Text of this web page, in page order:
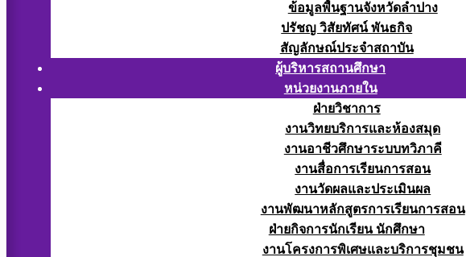
ข้อมูลพื้นฐานจังหวัดลำปาง
ปรัชญ วิสัยทัศน์ พันธกิจ
สัญลักษณ์ประจำสถาบัน
ผู้บริหารสถานศึกษา
หน่วยงานภายใน
ฝ่ายวิชาการ
งานวิทยบริการและห้องสมุด
งานอาชีวศึกษาระบบทวิภาคี
งานสื่อการเรียนการสอน
งานวัดผลและประเมินผล
งานพัฒนาหลักสูตรการเรียนการสอน
ฝ่ายกิจการนักเรียน นักศึกษา
งานโครงการพิเศษและบริการชุมชน